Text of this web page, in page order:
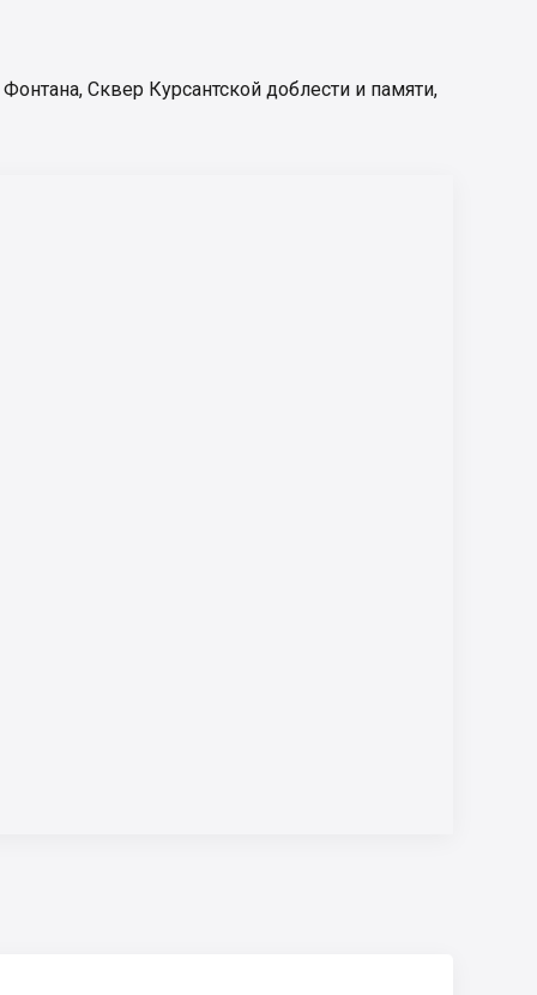
, Сквер Курсантской доблести и памяти,